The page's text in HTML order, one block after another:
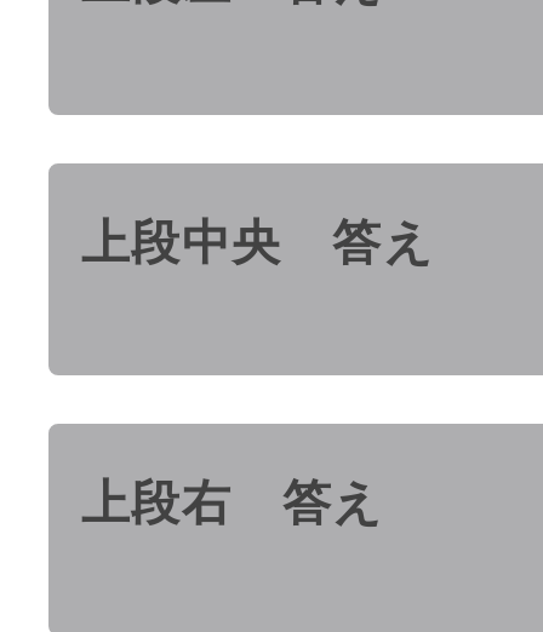
上段中央 答え
上段右 答え